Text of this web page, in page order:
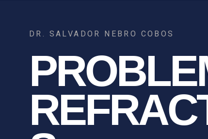
DR. SALVADOR NEBRO COBOS